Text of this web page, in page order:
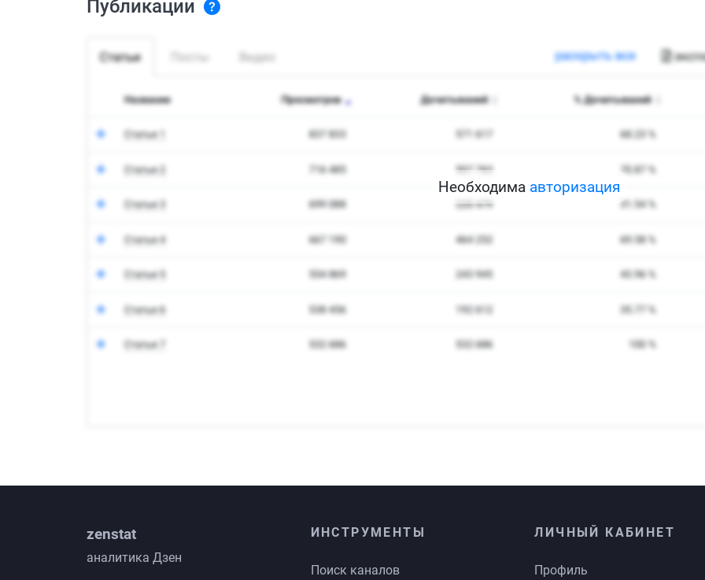
Публикации
Необходима авторизация
zenstat
аналитика Дзен
ИНСТРУМЕНТЫ
Поиск каналов
ЛИЧНЫЙ КАБИНЕТ
Профиль